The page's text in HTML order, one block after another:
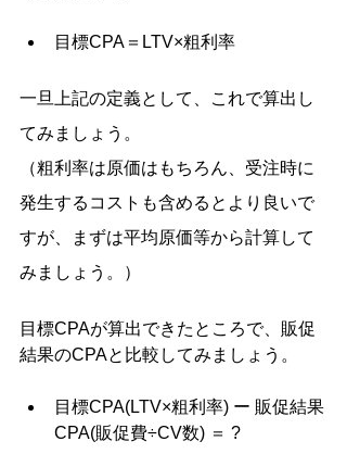
目標CPA＝LTV×粗利率
一旦上記の定義として、これで算出し
てみましょう。
（粗利率は原価はもちろん、受注時に
発生するコストも含めるとより良いで
すが、まずは平均原価等から計算して
みましょう。）
目標CPAが算出できたところで、販促
結果のCPAと比較してみましょう。
目標CPA(LTV×粗利率) ー 販促結果
CPA(販促費÷CV数) ＝ ?